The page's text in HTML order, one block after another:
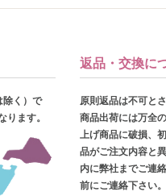
除く）で
ります。
返品・交換に
原則返品は不可と
商品出荷には万全
上げ商品に破損、
品がご注文内容と
内に弊社までご連
前にご連絡下さい。